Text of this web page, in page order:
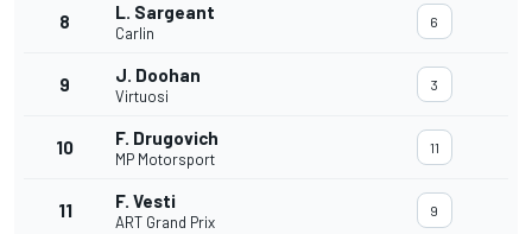
8 L. Sargeant
Carlin
6
9 J. Doohan
Virtuosi
3
10 F. Drugovich
MP Motorsport
11
11 F. Vesti
ART Grand Prix
9